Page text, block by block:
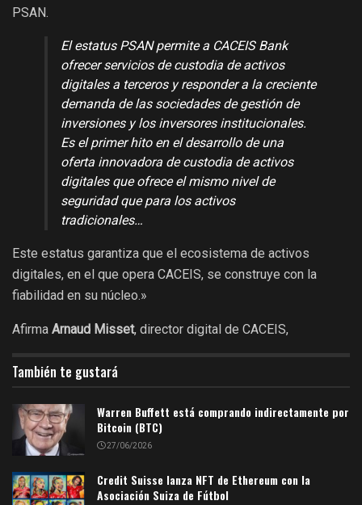
PSAN.
El estatus PSAN permite a CACEIS Bank
ofrecer servicios de custodia de activos
digitales a terceros y responder a la creciente
demanda de las sociedades de gestión de
inversiones y los inversores institucionales.
Es el primer hito en el desarrollo de una
oferta innovadora de custodia de activos
digitales que ofrece el mismo nivel de
seguridad que para los activos
tradicionales…
Este estatus garantiza que el ecosistema de activos
digitales, en el que opera CACEIS, se construye con la
fiabilidad en su núcleo.»
Afirma Arnaud Misset, director digital de CACEIS,
También te gustará
Warren Buffett está comprando indirectamente por
Bitcoin (BTC)
27/06/2026
Credit Suisse lanza NFT de Ethereum con la
Asociación Suiza de Fútbol